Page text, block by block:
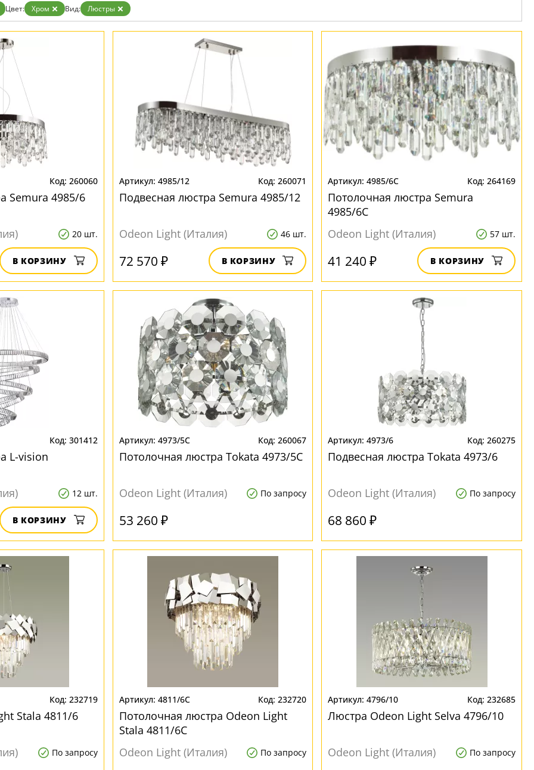
Цвет: Хром Вид: Люстры
260060
Semura 4985/6
20 шт.
В КОРЗИНУ
4985/12 260071
Подвесная люстра Semura 4985/12
Odeon Light (Италия) 46 шт.
72 570 ₽ В КОРЗИНУ
4985/6C 264169
Потолочная люстра Semura
4985/6C
Odeon Light (Италия)
57 шт.
41 240 ₽ В КОРЗИНУ
301412
L-vision
12 шт.
В КОРЗИНУ
4973/5C 260067
Потолочная люстра Tokata 4973/5C
Odeon Light (Италия) По запросу
53 260 ₽
4973/6 260275
Подвесная люстра Tokata 4973/6
Odeon Light (Италия) По запросу
68 860 ₽
232719
Stala 4811/6
По запросу
4811/6C 232720
Потолочная люстра Odeon Light
Stala 4811/6C
Odeon Light (Италия)
По запросу
4796/10 232685
Люстра Odeon Light Selva 4796/10
Odeon Light (Италия) По запросу